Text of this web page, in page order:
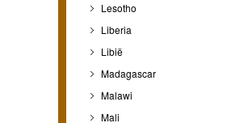
Lesotho
Liberia
Libië
Madagascar
Malawi
Mali